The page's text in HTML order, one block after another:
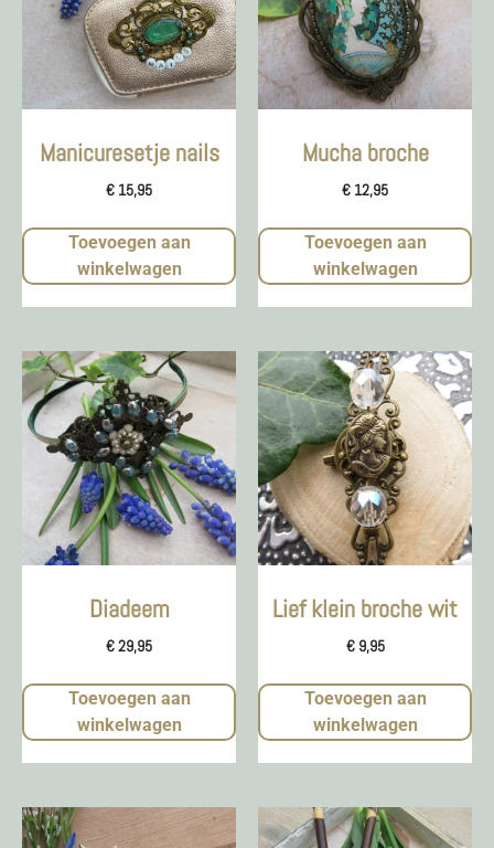
Manicuresetje nails
€ 15,95
Toevoegen aan
winkelwagen
Mucha broche
€ 12,95
Toevoegen aan
winkelwagen
Diadeem
€29,95
Toevoegen aan
winkelwagen
Lief klein broche wit
€9,95
Toevoegen aan
winkelwagen